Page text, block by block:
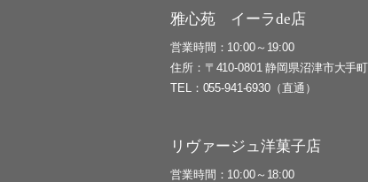
雅心苑 イーラde店
営業時間
10:00～19:00
住所
〒410-0801 静岡県沼津市大手
TEL
055-941-6930（直通）
リヴァージュ洋菓子店
営業時間 10:00～18:00